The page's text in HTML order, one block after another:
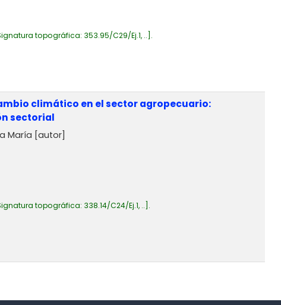
topográfica: 353.95/C29/Ej.1, .. .
climático en el sector agropecuario:
sectorial
María [autor]
topográfica: 338.14/C24/Ej.1, .. .